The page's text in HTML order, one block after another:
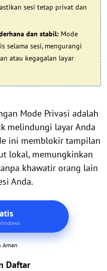
sesi tetap privat dan
dan stabil: Mode
selama sesi, mengurangi
atau kegagalan layar
Mode Privasi adalah
melindungi layar Anda
ini memblokir tampilan
lokal, memungkinkan
khawatir orang lain
Anda.
Aman
Daftar